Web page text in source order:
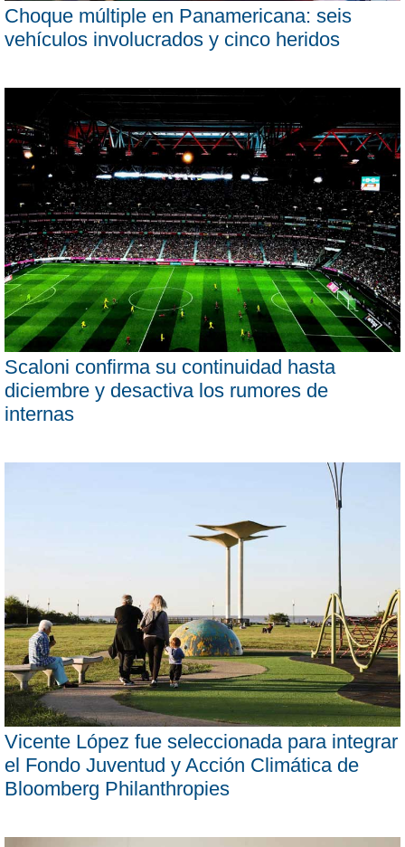
Choque múltiple en Panamericana: seis
vehículos involucrados y cinco heridos
Scaloni confirma su continuidad hasta
diciembre y desactiva los rumores de
internas
Vicente López fue seleccionada para integrar
el Fondo Juventud y Acción Climática de
Bloomberg Philanthropies